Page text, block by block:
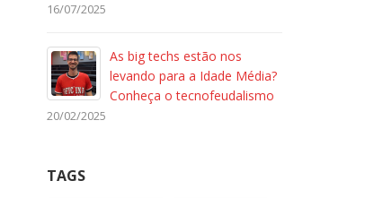
16/07/2025
As big techs estão nos
levando para a Idade Média?
Conheça o tecnofeudalismo
20/02/2025
TAGS